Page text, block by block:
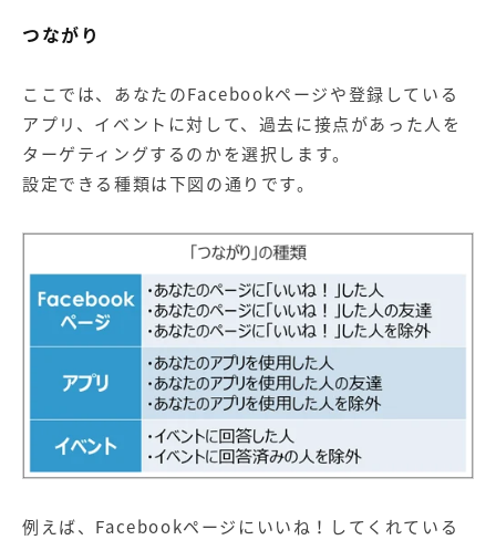
つながり
ここでは、あなたのFacebookページや登録している
アプリ、イベントに対して、過去に接点があった人を
ターゲティングするのかを選択します。
設定できる種類は下図の通りです。
例えば、Facebookページにいいね！してくれている